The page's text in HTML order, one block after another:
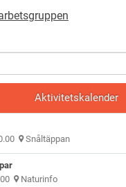
Aktivitetskalender
Snåltäppan
Naturinfo